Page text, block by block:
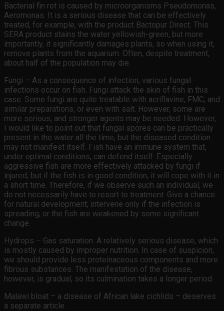
Bacterial fin rot is caused by microorganisms Pseudomonas,
Aeromonas. It is a serious disease that can be effectively
treated, for example, with the product Bactopur Direct. This
SERA product stains the water yellowish-green, but more
importantly, it significantly damages plants, so when using it,
remove plants from the aquarium. Often, despite treatment,
about half of the population may die.
Fungi – As a consequence of infection, various fungal
infections occur on fish. Fungi attack the skin of fish in this
case. Some fungi are quite treatable with acriflavine, FMC, and
similar preparations, or even with salt. However, some are
more serious, and stronger agents may be needed. However,
I would like to point out that fungal spores can be practically
present in the water all the time, but the diseased condition
may not manifest itself. Fish have an immune system that,
under optimal conditions, can defend itself. Especially
aggressive fish are more effectively attacked by fungi if
injured, but if the fish is in good condition, it will cope with it in
a short time. Therefore, if we observe such an individual, we
do not necessarily have to resort to treatment. Give a chance
for natural development; intervene only if the infection is
spreading, or the fish are weakened by some significant
change.
Hydrops – Gas saturation. A relatively serious disease, which
is mostly caused by improper nutrition. In case of suspicion,
we should provide less proteinaceous components and more
fibrous substances. The manifestation of the disease,
however, is gradual, so its culmination takes a longer period.
Malawi bloat – a disease of African lake cichlids – deserves
a separate article.